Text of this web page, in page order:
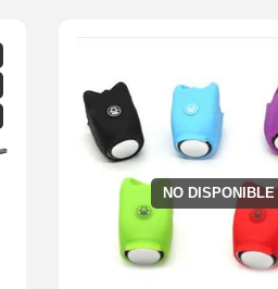
NO DISPONIBLE